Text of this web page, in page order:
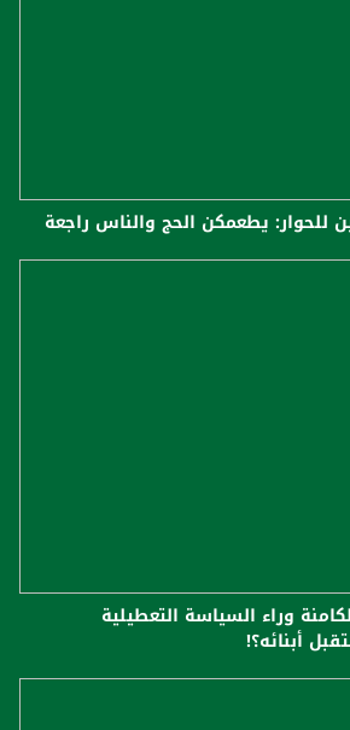
يطعمكن الحج والناس راجعة
وراء السياسة التعطيلية
أبنائه؟!